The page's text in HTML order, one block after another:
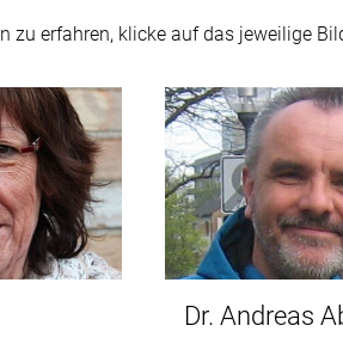
zu erfahren, klicke auf das jeweilige
Dr. Andreas